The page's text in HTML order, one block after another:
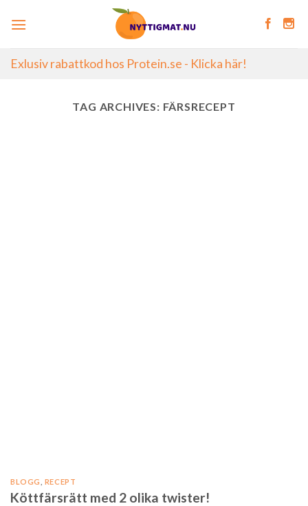
Exlusiv rabattkod hos Protein.se - Klicka här!
TAG ARCHIVES: FÄRSRECEPT
BLOGG RECEPT
Köttfärsrätt med 2 olika twister!